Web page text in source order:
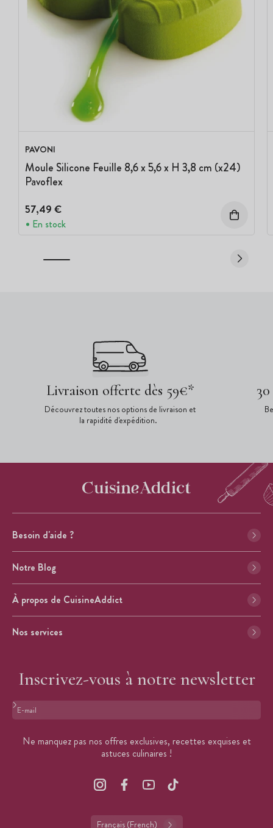
PAVONI
Moule Silicone Feuille 8,6 x 5,6 x H 3,8 cm (x24)
Pavoflex
57,49 €
En stock
Livraison offerte dès 59€*
Découvrez toutes nos options de livraison et
la rapidité d'expédition.
Besoin d'aide ?
Notre Blog
À propos de CuisineAddict
Nos services
Inscrivez-vous à notre newsletter
Format : adresse@email.com
Ne manquez pas nos offres exclusives, recettes exquises et
astuces culinaires !
Français (French)